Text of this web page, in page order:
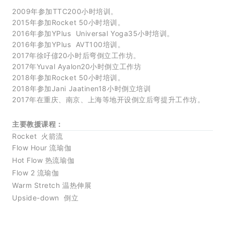
2009年参加TTC200小时培训。
2015年参加Rocket 50小时培训。
2016年参加YPlus Universal Yoga35小时培训。
2016年参加YPlus AVT100培训。
2017年徐吇偐20小时后弯倒立工作坊。
2017年Yuval Ayalon20小时倒立工作坊
2018年参加Rocket 50小时培训。
2018年参加Jani Jaatinen18小时倒立培训
2017年在重庆、南京、上海等地开设倒立后弯提升工作坊。
主要教援课程：
Rocket 火箭流
Flow Hour 流瑜伽
Hot Flow 热流瑜伽
Flow 2 流瑜伽
Warm Stretch 温热伸展
Upside-down 倒立